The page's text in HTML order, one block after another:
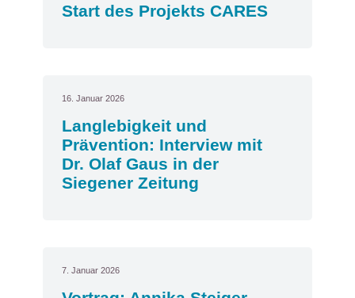
Start des Projekts CARES
16. Januar 2026
Langlebigkeit und
Prävention: Interview mit
Dr. Olaf Gaus in der
Siegener Zeitung
7. Januar 2026